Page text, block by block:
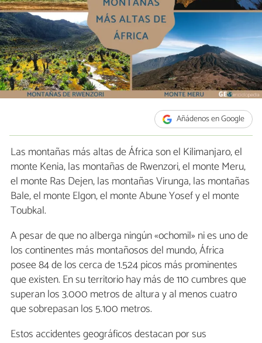
Añádenos en Google
Las montañas más altas de África son el Kilimanjaro, el
monte Kenia, las montañas de Rwenzori, el monte Meru,
el monte Ras Dejen, las montañas Virunga, las montañas
Bale, el monte Elgon, el monte Abune Yosef y el monte
Toubkal.
A pesar de que no alberga ningún «ochomil» ni es uno de
los continentes más montañosos del mundo, África
posee 84 de los cerca de 1.524 picos más prominentes
que existen. En su territorio hay más de 110 cumbres que
superan los 3.000 metros de altura y al menos cuatro
que sobrepasan los 5.100 metros.
Estos accidentes geográficos destacan por sus